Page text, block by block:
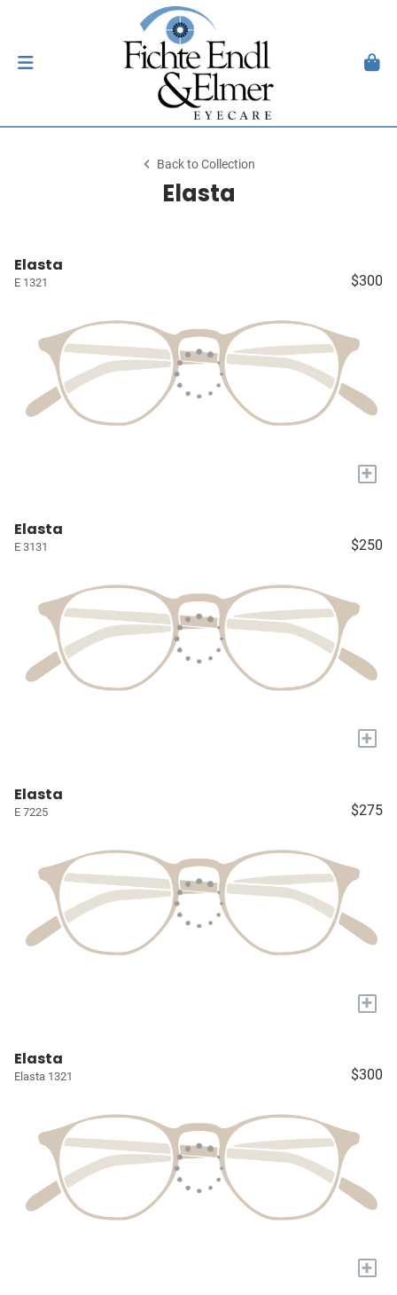
Back to Collection
Elasta
Elasta
E 1321 $300
+
Elasta
E 3131 $250
+
Elasta
E 7225 $275
+
Elasta
Elasta 1321 $300
+